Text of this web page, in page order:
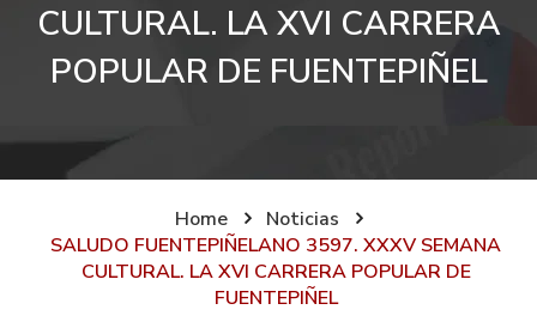
CULTURAL. LA XVI CARRERA
POPULAR DE FUENTEPIÑEL
Home
Noticias
SALUDO FUENTEPIÑELANO 3597. XXXV SEMANA
CULTURAL. LA XVI CARRERA POPULAR DE
FUENTEPIÑEL